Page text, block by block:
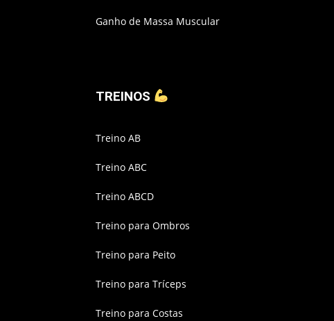
Ganho de Massa Muscular
TREINOS
Treino AB
Treino ABC
Treino ABCD
Treino para Ombros
Treino para Peito
Treino para Tríceps
Treino para Costas